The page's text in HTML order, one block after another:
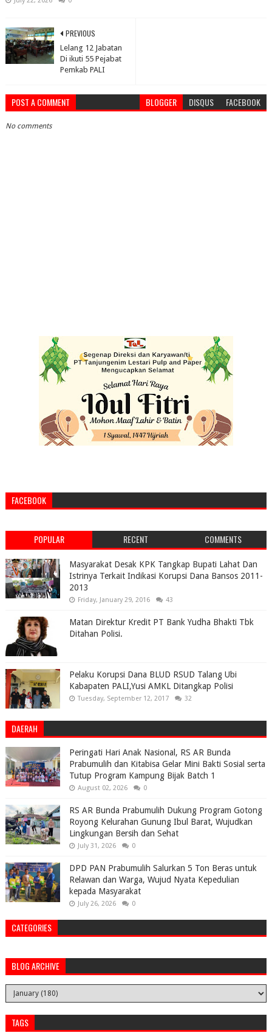
PREVIOUS
Lelang 12 Jabatan
Di ikuti 55 Pejabat
Pemkab PALI
POST A COMMENT BLOGGER DISQUS FACEBOOK
No comments
FACEBOOK
POPULAR RECENT COMMENTS
Masyarakat Desak KPK Tangkap Bupati Lahat Dan
Istrinya Terkait Indikasi Korupsi Dana Bansos 2011-
2013
Friday, January 29, 2016 43
Matan Direktur Kredit PT Bank Yudha Bhakti Tbk
Ditahan Polisi.
Pelaku Korupsi Dana BLUD RSUD Talang Ubi
Kabapaten PALI,Yusi AMKL Ditangkap Polisi
Tuesday, September 12, 2017 32
DAERAH
Peringati Hari Anak Nasional, RS AR Bunda
Prabumulih dan Kitabisa Gelar Mini Bakti Sosial serta
Tutup Program Kampung Bijak Batch 1
August 02, 2026 0
RS AR Bunda Prabumulih Dukung Program Gotong
Royong Kelurahan Gunung Ibul Barat, Wujudkan
Lingkungan Bersih dan Sehat
July 31, 2026 0
DPD PAN Prabumulih Salurkan 5 Ton Beras untuk
Relawan dan Warga, Wujud Nyata Kepedulian
kepada Masyarakat
July 26, 2026 0
CATEGORIES
BLOG ARCHIVE
TAGS